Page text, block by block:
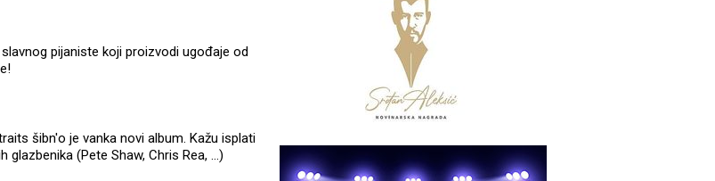
pijaniste koji proizvodi ugođaje od
šibn'o je vanka novi album. Kažu isplati
(Pete Shaw, Chris Rea, …)